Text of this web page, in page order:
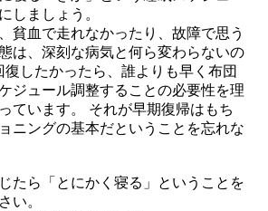
しましょう。
貧血で走れなかったり、故障で思う
は、深刻な病気と何ら変わらないの
復したかったら、誰よりも早く布団
ジュール調整することの必要性を理
ています。 それが早期復帰はもち
ニングの基本だということを忘れな
たら「とにかく寝る」ということを
い。